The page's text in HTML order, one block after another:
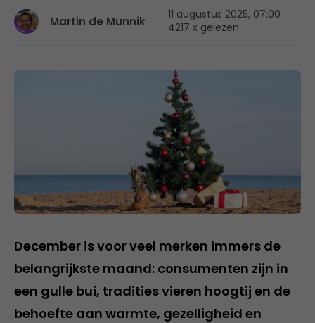
Martin de Munnik
11 augustus 2025, 07:00
4217 x gelezen
December is voor veel merken immers de
belangrijkste maand: consumenten zijn in
een gulle bui, tradities vieren hoogtij en de
behoefte aan warmte, gezelligheid en